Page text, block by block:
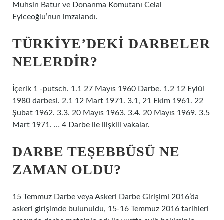
Muhsin Batur ve Donanma Komutanı Celal
Eyiceoğlu’nun imzalandı.
TÜRKIYE’DEKI DARBELER
NELERDIR?
İçerik 1 -putsch. 1.1 27 Mayıs 1960 Darbe. 1.2 12 Eylül
1980 darbesi. 2.1 12 Mart 1971. 3.1, 21 Ekim 1961. 22
Şubat 1962. 3.3. 20 Mayıs 1963. 3.4. 20 Mayıs 1969. 3.5
Mart 1971. … 4 Darbe ile ilişkili vakalar.
DARBE TEŞEBBÜSÜ NE
ZAMAN OLDU?
15 Temmuz Darbe veya Askeri Darbe Girişimi 2016’da
askeri girişimde bulunuldu, 15-16 Temmuz 2016 tarihleri ​​